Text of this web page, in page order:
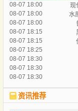
08-07 18:00 现
08-07 18:00
水
08-07 18:00
08-07 18:15
08-07 18:15
08-07 18:25
08-07 18:30
08-07 18:30
08-07 18:30
资讯推荐